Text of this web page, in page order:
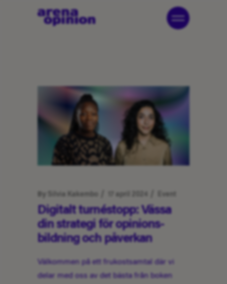
By Silvia Kakembo
Digitalt turnéstopp: Vässa
din strategi för opinions­
bildning och påverkan
Välkommen på ett frukostsamtal där vi
delar med oss av det bästa från boken